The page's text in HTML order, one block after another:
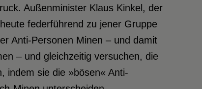
Außenminister Klaus Kinkel, der
federführend zu jener Gruppe
Anti-Personen Minen – und damit
– und gleichzeitig versuchen, die
indem sie die »bösen« Anti-